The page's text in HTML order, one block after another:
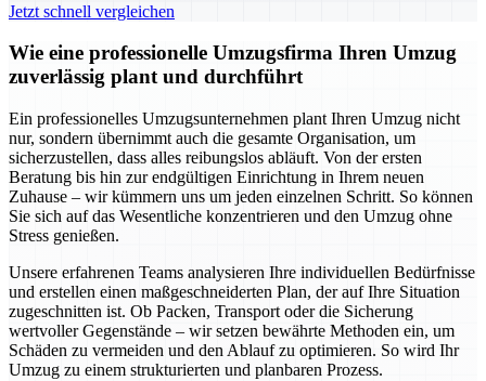
Jetzt schnell vergleichen
Wie eine professionelle Umzugsfirma Ihren Umzug
zuverlässig plant und durchführt
Ein professionelles Umzugsunternehmen plant Ihren Umzug nicht
nur, sondern übernimmt auch die gesamte Organisation, um
sicherzustellen, dass alles reibungslos abläuft. Von der ersten
Beratung bis hin zur endgültigen Einrichtung in Ihrem neuen
Zuhause – wir kümmern uns um jeden einzelnen Schritt. So können
Sie sich auf das Wesentliche konzentrieren und den Umzug ohne
Stress genießen.
Unsere erfahrenen Teams analysieren Ihre individuellen Bedürfnisse
und erstellen einen maßgeschneiderten Plan, der auf Ihre Situation
zugeschnitten ist. Ob Packen, Transport oder die Sicherung
wertvoller Gegenstände – wir setzen bewährte Methoden ein, um
Schäden zu vermeiden und den Ablauf zu optimieren. So wird Ihr
Umzug zu einem strukturierten und planbaren Prozess.